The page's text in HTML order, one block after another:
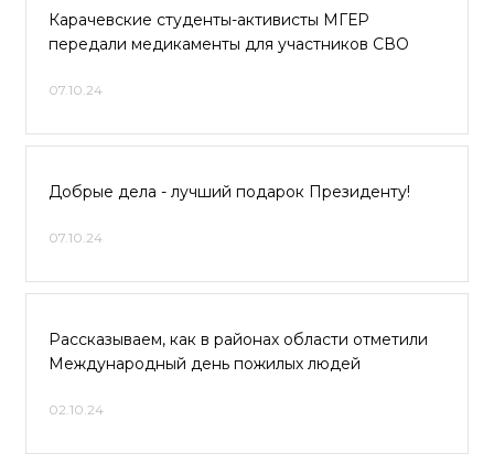
Карачевские студенты-активисты МГЕР
передали медикаменты для участников СВО
07.10.24
Добрые дела - лучший подарок Президенту!
07.10.24
Рассказываем, как в районах области отметили
Международный день пожилых людей
02.10.24